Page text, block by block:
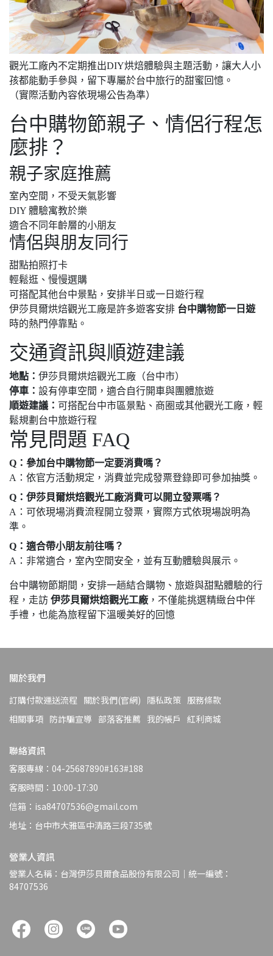
觀光工廠內不定期推出DIY烘焙體驗與主題活動，讓大人小
孩都能動手參與，留下專屬於台中旅行的甜蜜回憶。
（實際活動內容依現場公告為準）
台中購物節親子、情侶行程怎
麼排？
親子家庭推薦
室內空間，不受天氣影響
DIY 體驗寓教於樂
適合不同年齡層的小朋友
情侶與朋友同行
甜點拍照打卡
輕鬆逛、慢慢選購
可搭配其他台中景點，安排半日或一日遊行程
伊莎貝爾烘焙觀光工廠是許多遊客安排 台中購物節一日遊
時的熱門停靠點。
交通資訊與順遊建議
地點： 伊莎貝爾烘焙觀光工廠（台中市）
停車： 設有停車空間，適合自行開車與團體旅遊
順遊建議： 可搭配台中市區景點、商圈或其他觀光工廠，輕
鬆規劃台中旅遊行程
常見問題 FAQ
Q：參加台中購物節一定要消費嗎？
A：依官方活動規定，消費並完成發票登錄即可參加抽獎。
Q：伊莎貝爾烘焙觀光工廠消費可以開立發票嗎？
A：可依現場消費流程開立發票，實際方式依現場說明為
準。
Q：適合帶小朋友前往嗎？
A：非常適合，室內空間安全，並有互動體驗與展示。
台中購物節期間，安排一趟結合購物、旅遊與甜點體驗的行
程，走訪 伊莎貝爾烘焙觀光工廠 ，不僅能挑選精緻台中伴
手禮，也能為旅程留下溫暖美好的回憶
關於我們
訂購付款運送流程 關於我們(官網) 隱私政策 服務條款
相關事項 防詐騙宣導 部落客推薦 我的帳戶 紅利商城
聯絡資訊
客服專線：04-25687890#163#188
客服時間：10:00-17:30
信箱：isa84707536@gmail.com
地址：台中市大雅區中清路三段735號
營業人資訊
營業人名稱：台灣伊莎貝爾食品股份有限公司｜統一編號：
84707536